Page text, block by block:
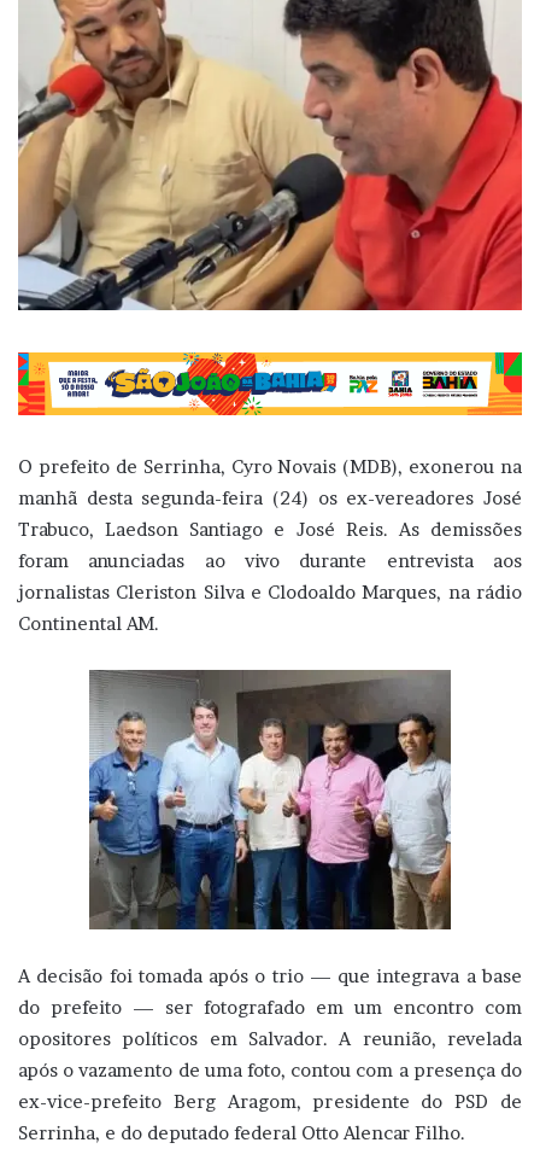
O prefeito de Serrinha, Cyro Novais (MDB), exonerou na
manhã desta segunda-feira (24) os ex-vereadores José
Trabuco, Laedson Santiago e José Reis. As demissões
foram anunciadas ao vivo durante entrevista aos
jornalistas Cleriston Silva e Clodoaldo Marques, na rádio
Continental AM.
A decisão foi tomada após o trio — que integrava a base
do prefeito — ser fotografado em um encontro com
opositores políticos em Salvador. A reunião, revelada
após o vazamento de uma foto, contou com a presença do
ex-vice-prefeito Berg Aragom, presidente do PSD de
Serrinha, e do deputado federal Otto Alencar Filho.